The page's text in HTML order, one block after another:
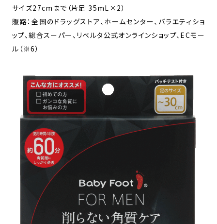
サイズ27cmまで（片足 35mL×2）
販路：全国のドラッグストア、ホームセンター、バラエティショ
ップ、総合スーパー、リベルタ公式オンラインショップ、ECモー
ル（※6）